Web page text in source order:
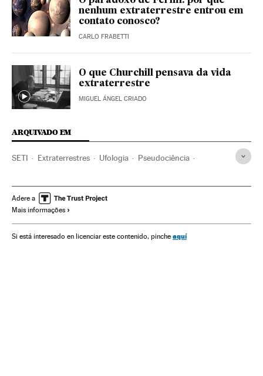
nenhum extraterrestre entrou em
contato conosco?
CARLO FRABETTI
O que Churchill pensava da vida
extraterrestre
MIGUEL ÁNGEL CRIADO
ARQUIVADO EM
SETI Extraterrestres Ufologia Pseudociência
Acontecimentos insólitos
Adere a
Mais informações
Si está interesado en licenciar este contenido, pinche aquí